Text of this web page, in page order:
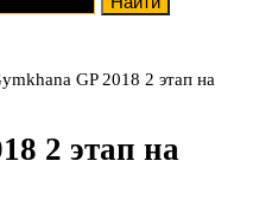
GP 2018 2 этап на
2 этап на